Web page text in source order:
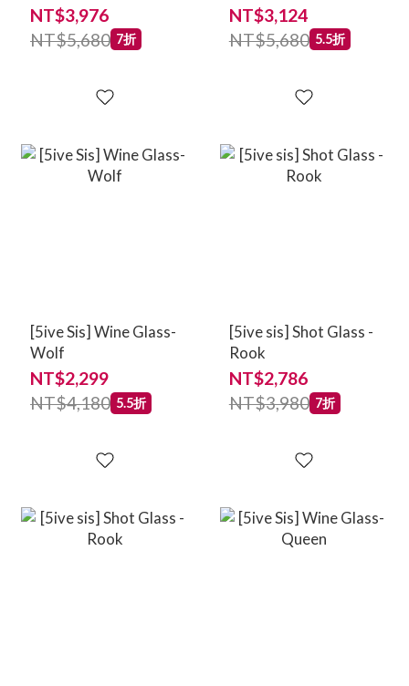
NT$3,976
NT$5,680 7折
NT$3,124
NT$5,680 5.5折
[5ive Sis] Wine Glass-
Wolf
NT$2,299
NT$4,180 5.5折
[5ive sis] Shot Glass -
Rook
NT$2,786
NT$3,980 7折